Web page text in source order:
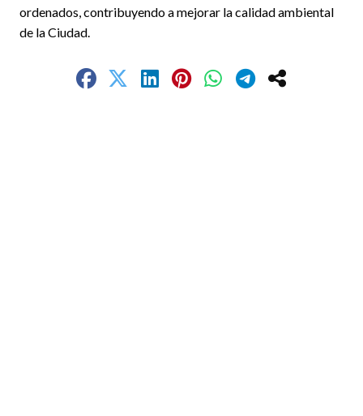
ordenados, contribuyendo a mejorar la calidad ambiental
de la Ciudad.